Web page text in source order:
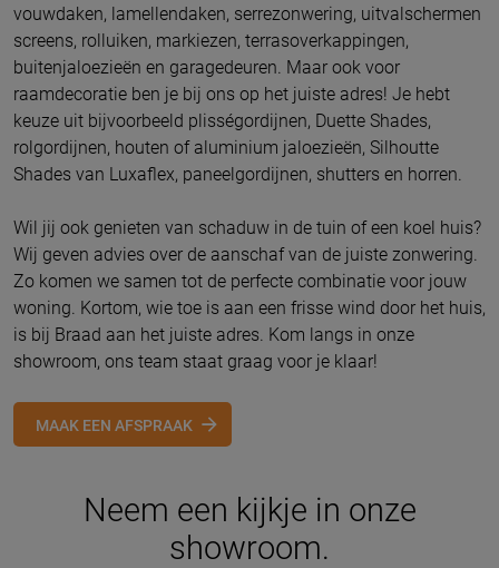
vouwdaken, lamellendaken, serrezonwering, uitvalschermen
screens, rolluiken, markiezen, terrasoverkappingen,
buitenjaloezieën en garagedeuren. Maar ook voor
raamdecoratie ben je bij ons op het juiste adres! Je hebt
keuze uit bijvoorbeeld plisségordijnen, Duette Shades,
rolgordijnen, houten of aluminium jaloezieën, Silhoutte
Shades van Luxaflex, paneelgordijnen, shutters en horren.
Wil jij ook genieten van schaduw in de tuin of een koel huis?
Wij geven advies over de aanschaf van de juiste zonwering.
Zo komen we samen tot de perfecte combinatie voor jouw
woning. Kortom, wie toe is aan een frisse wind door het huis,
is bij Braad aan het juiste adres. Kom langs in onze
showroom, ons team staat graag voor je klaar!
MAAK EEN AFSPRAAK
Neem een kijkje in onze
showroom.